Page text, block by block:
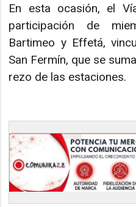
En esta ocasión, el
participación de
Bartimeo y Effetá,
San Fermín, que se
rezo de las estaciones.